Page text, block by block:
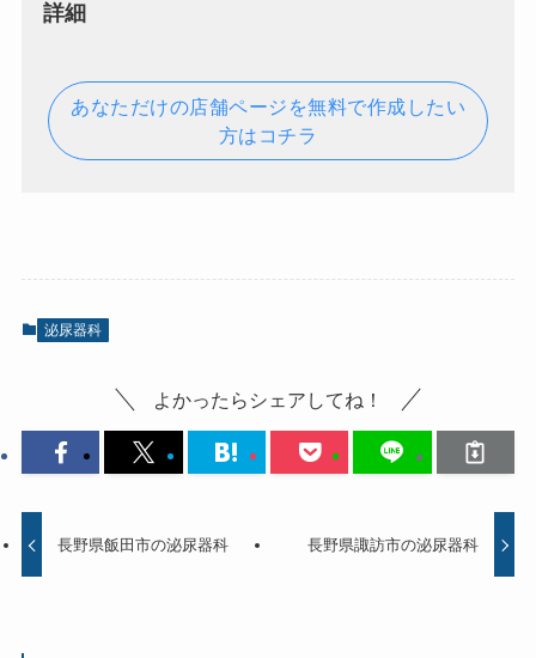
詳細
あなただけの店舗ページを無料で作成したい
方はコチラ
泌尿器科
よかったらシェアしてね！
長野県飯田市の泌尿器科 長野県諏訪市の泌尿器科